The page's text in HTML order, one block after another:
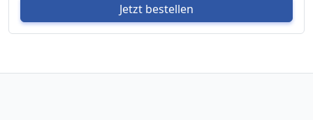
Jetzt bestellen